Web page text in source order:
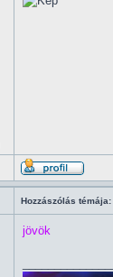
Hozzászólás témája:
jövök